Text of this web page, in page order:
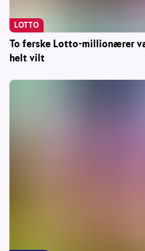
To ferske Lotto-millionærer
helt vilt
LOTTO